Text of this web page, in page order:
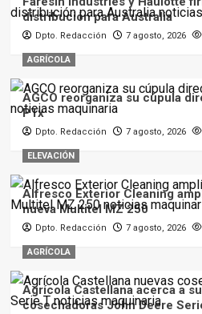
distribución para Australia
Dpto. Redacción 7 agosto, 2026
AGRÍCOLA
AGCO reorganiza su cúpula
PTx
Dpto. Redacción 7 agosto, 2026
ELEVACIÓN
Alfresco Exterior Cleaning
nueva Multitel MZ 250
Dpto. Redacción 7 agosto, 2026
AGRÍCOLA
Agrícola Castellana acerca a
cosechadoras John Deere